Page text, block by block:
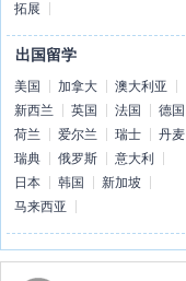
拓展
出国留学
美国 加拿大
澳大利亚
新西兰
英国 法国
德国
荷兰
爱尔兰 瑞士
丹麦
瑞典
俄罗斯
意大利
日本
韩国
新加坡
马来西亚